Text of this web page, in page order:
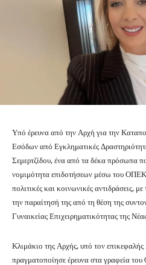
Υπό έρευνα από την Αρχή για την
Εσόδων από Εγκληματικές
Σεμερτζίδου, ένα από τα δέκα πρόσωπα
νομιμότητα επιδοτήσεων μέσω του
πολιτικές και κοινωνικές αντιδράσεις,
την παραίτησή της από τη θέση της
Γυναικείας Επιχειρηματικότητας της
Κλιμάκιο της Αρχής, υπό τον
πραγματοποίησε έρευνα στα γραφεία